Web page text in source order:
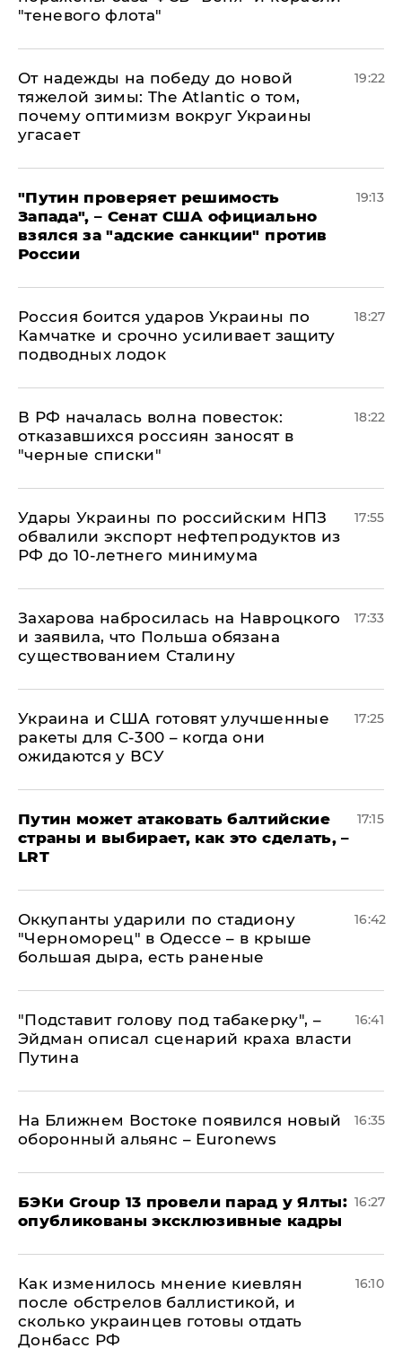
"теневого флота"
От надежды на победу до новой
тяжелой зимы: The Atlantic о том,
почему оптимизм вокруг Украины
угасает
19:22
"Путин проверяет решимость
Запада", – Сенат США официально
взялся за "адские санкции" против
России
19:13
Россия боится ударов Украины по
Камчатке и срочно усиливает защиту
подводных лодок
18:27
​В РФ началась волна повесток:
отказавшихся россиян заносят в
"черные списки"
18:22
Удары Украины по российским НПЗ
обвалили экспорт нефтепродуктов из
РФ до 10-летнего минимума
17:55
​Захарова набросилась на Навроцкого
и заявила, что Польша обязана
существованием Сталину
17:33
Украина и США готовят улучшенные
ракеты для С-300 – когда они
ожидаются у ВСУ
17:25
Путин может атаковать балтийские
страны и выбирает, как это сделать, –
LRT
17:15
Оккупанты ударили по стадиону
"Черноморец" в Одессе – в крыше
большая дыра, есть раненые
16:42
​"Подставит голову под табакерку", –
Эйдман описал сценарий краха власти
Путина
16:41
На Ближнем Востоке появился новый
оборонный альянс – Euronews
16:35
​БЭКи Group 13 провели парад у Ялты:
опубликованы эксклюзивные кадры
16:27
Как изменилось мнение киевлян
после обстрелов баллистикой, и
сколько украинцев готовы отдать
Донбасс РФ
16:10